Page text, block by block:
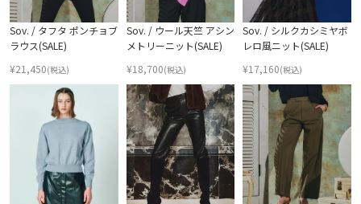
Sov. / タフタ ポンチョブ
ラウス(SALE)
¥21,450(税込)
Sov. / ウール天竺 アシン
メトリーニット(SALE)
¥18,700(税込)
Sov. / シルクカシミヤボ
レロ風ニット(SALE)
¥17,160(税込)